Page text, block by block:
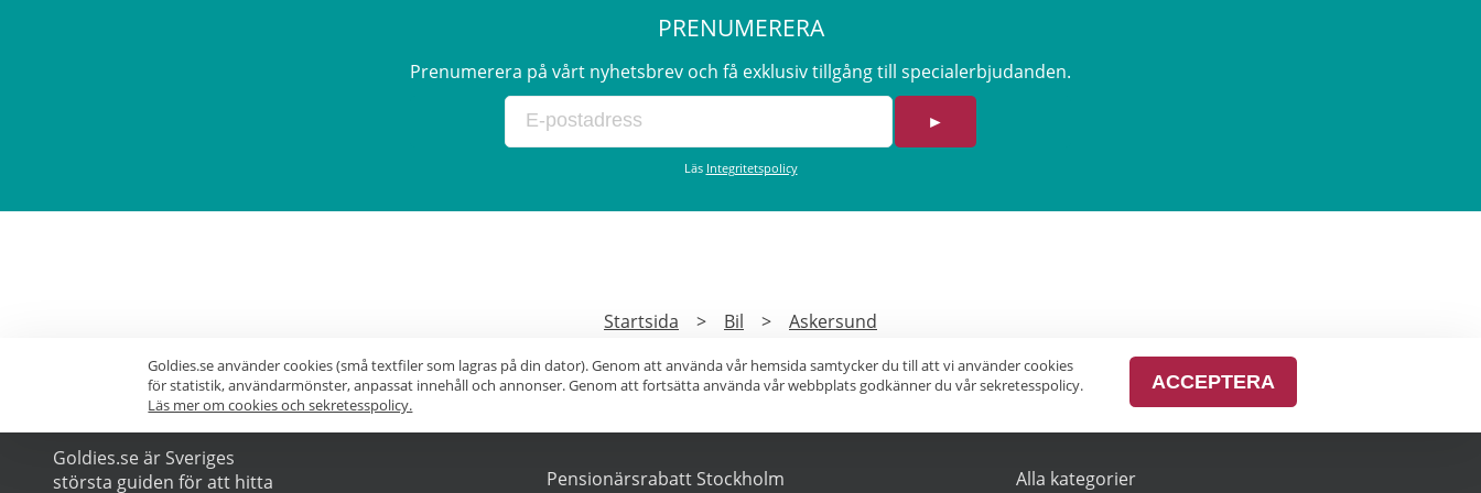
PRENUMERERA
Prenumerera på vårt nyhetsbrev och få exklusiv tillgång till specialerbjudanden.
►
Läs Integritetspolicy
Startsida > Bil > Askersund
OM GUIDEN
Goldies.se är Sveriges
största guiden för att hitta
Pensionärsrabatt Stockholm Alla kategorier
Goldies.se använder cookies (små textfiler som lagras på din dator). Genom att använda vår hemsida samtycker du till att vi använder cookies
för statistik, användarmönster, anpassat innehåll och annonser. Genom att fortsätta använda vår webbplats godkänner du vår sekretesspolicy.
Läs mer om cookies och sekretesspolicy.
ACCEPTERA